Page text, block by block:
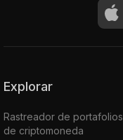
Explorar
Rastreador de portafolios
de criptomoneda